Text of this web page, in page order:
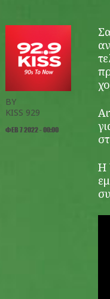
BY
KISS 929
ΦΕΒ 7 2022 - 00:00
Η